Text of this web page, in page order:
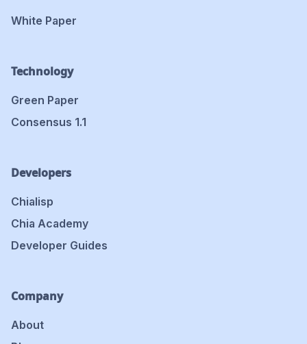
White Paper
Technology
Green Paper
Consensus 1.1
Developers
Chialisp
Chia Academy
Developer Guides
Company
About